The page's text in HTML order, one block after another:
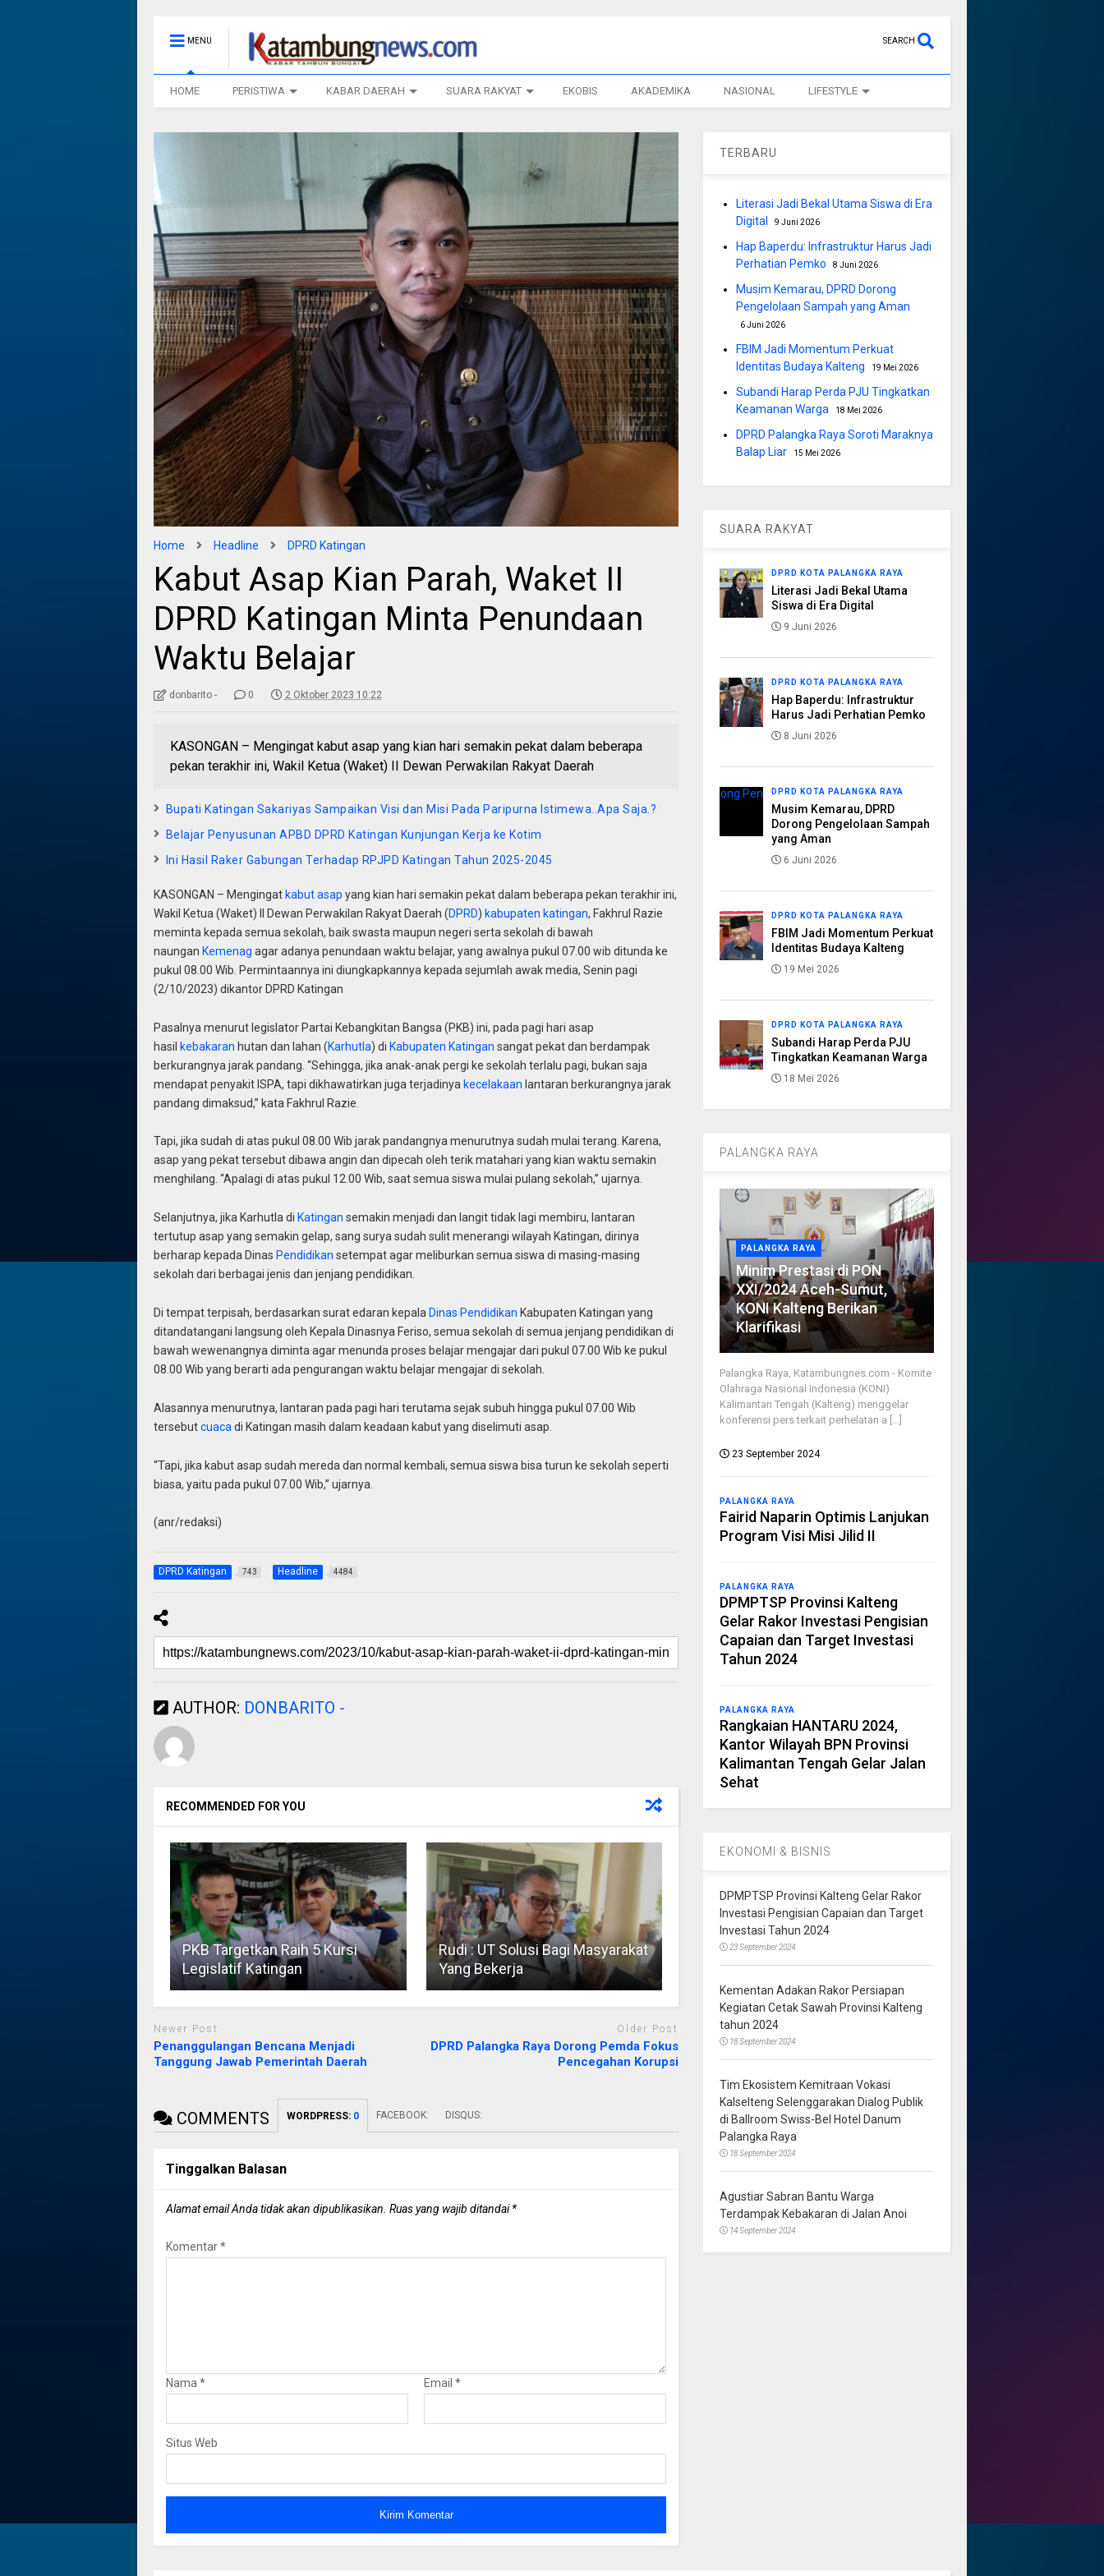
MENU SEARCH
HOME PERISTIWA KABAR DAERAH SUARA RAKYAT EKOBIS AKADEMIKA NASIONAL LIFESTYLE
Home Headline DPRD Katingan
Kabut Asap Kian Parah, Waket II
DPRD Katingan Minta Penundaan
Waktu Belajar
donbarito - 0 2 Oktober 2023 10:22
KASONGAN – Mengingat kabut asap yang kian hari semakin pekat dalam beberapa
pekan terakhir ini, Wakil Ketua (Waket) II Dewan Perwakilan Rakyat Daerah
Bupati Katingan Sakariyas Sampaikan Visi dan Misi Pada Paripurna Istimewa..Apa Saja.?
Belajar Penyusunan APBD DPRD Katingan Kunjungan Kerja ke Kotim
Ini Hasil Raker Gabungan Terhadap RPJPD Katingan Tahun 2025-2045
KASONGAN – Mengingat kabut asap yang kian hari semakin pekat dalam beberapa pekan terakhir ini,
Wakil Ketua (Waket) II Dewan Perwakilan Rakyat Daerah (DPRD) kabupaten katingan, Fakhrul Razie
meminta kepada semua sekolah, baik swasta maupun negeri serta sekolah di bawah
naungan Kemenag agar adanya penundaan waktu belajar, yang awalnya pukul 07.00 wib ditunda ke
pukul 08.00 Wib. Permintaannya ini diungkapkannya kepada sejumlah awak media, Senin pagi
(2/10/2023) dikantor DPRD Katingan
Pasalnya menurut legislator Partai Kebangkitan Bangsa (PKB) ini, pada pagi hari asap
hasil kebakaran hutan dan lahan (Karhutla) di Kabupaten Katingan sangat pekat dan berdampak
berkurangnya jarak pandang. “Sehingga, jika anak-anak pergi ke sekolah terlalu pagi, bukan saja
mendapat penyakit ISPA, tapi dikhawatirkan juga terjadinya kecelakaan lantaran berkurangnya jarak
pandang dimaksud,” kata Fakhrul Razie.
Tapi, jika sudah di atas pukul 08.00 Wib jarak pandangnya menurutnya sudah mulai terang. Karena,
asap yang pekat tersebut dibawa angin dan dipecah oleh terik matahari yang kian waktu semakin
menghilang. “Apalagi di atas pukul 12.00 Wib, saat semua siswa mulai pulang sekolah,” ujarnya.
Selanjutnya, jika Karhutla di Katingan semakin menjadi dan langit tidak lagi membiru, lantaran
tertutup asap yang semakin gelap, sang surya sudah sulit menerangi wilayah Katingan, dirinya
berharap kepada Dinas Pendidikan setempat agar meliburkan semua siswa di masing-masing
sekolah dari berbagai jenis dan jenjang pendidikan.
Di tempat terpisah, berdasarkan surat edaran kepala Dinas Pendidikan Kabupaten Katingan yang
ditandatangani langsung oleh Kepala Dinasnya Feriso, semua sekolah di semua jenjang pendidikan di
bawah wewenangnya diminta agar menunda proses belajar mengajar dari pukul 07.00 Wib ke pukul
08.00 Wib yang berarti ada pengurangan waktu belajar mengajar di sekolah.
Alasannya menurutnya, lantaran pada pagi hari terutama sejak subuh hingga pukul 07.00 Wib
tersebutcuaca di Katingan masih dalam keadaan kabut yang diselimuti asap.
“Tapi, jika kabut asap sudah mereda dan normal kembali, semua siswa bisa turun ke sekolah seperti
biasa, yaitu pada pukul 07.00 Wib,” ujarnya.
(anr/redaksi)
DPRD Katingan 743 Headline 4484
AUTHOR: DONBARITO -
RECOMMENDED FOR YOU
PKB Targetkan Raih 5 Kursi
Legislatif Katingan
Rudi : UT Solusi Bagi Masyarakat
Yang Bekerja
Newer Post
Penanggulangan Bencana Menjadi
Tanggung Jawab Pemerintah Daerah
Older Post
DPRD Palangka Raya Dorong Pemda Fokus
Pencegahan Korupsi
COMMENTS WORDPRESS: 0 FACEBOOK: DISQUS:
Tinggalkan Balasan
Alamat email Anda tidak akan dipublikasikan. Ruas yang wajib ditandai*
Komentar*
Nama * Email *
Situs Web
TERBARU
Literasi Jadi Bekal Utama Siswa di Era
Digital
9 Juni 2026
Hap Baperdu: Infrastruktur Harus Jadi
Perhatian Pemko
8 Juni 2026
Musim Kemarau, DPRD Dorong
Pengelolaan Sampah yang Aman
6 Juni 2026
FBIM Jadi Momentum Perkuat
Identitas Budaya Kalteng
19 Mei 2026
Subandi Harap Perda PJU Tingkatkan
Keamanan Warga
18 Mei 2026
DPRD Palangka Raya Soroti Maraknya
Balap Liar
15 Mei 2026
SUARA RAKYAT
DPRD KOTA PALANGKA RAYA
Literasi Jadi Bekal Utama
Siswa di Era Digital
9 Juni 2026
DPRD KOTA PALANGKA RAYA
Hap Baperdu: Infrastruktur
Harus Jadi Perhatian Pemko
8 Juni 2026
DPRD KOTA PALANGKA RAYA
Musim Kemarau, DPRD
Dorong Pengelolaan Sampah
yang Aman
6 Juni 2026
DPRD KOTA PALANGKA RAYA
FBIM Jadi Momentum Perkuat
Identitas Budaya Kalteng
19 Mei 2026
DPRD KOTA PALANGKA RAYA
Subandi Harap Perda PJU
Tingkatkan Keamanan Warga
18 Mei 2026
PALANGKA RAYA
PALANGKA RAYA
Minim Prestasi di PON
XXI/2024 Aceh-Sumut,
KONI Kalteng Berikan
Klarifikasi
Palangka Raya, Katambungnes.com - Komite
Olahraga Nasional Indonesia (KONI)
Kalimantan Tengah (Kalteng) menggelar
konferensi pers terkait perhelatan a [...]
23 September 2024
PALANGKA RAYA
Fairid Naparin Optimis Lanjukan
Program Visi Misi Jilid II
PALANGKA RAYA
DPMPTSP Provinsi Kalteng
Gelar Rakor Investasi Pengisian
Capaian dan Target Investasi
Tahun 2024
PALANGKA RAYA
Rangkaian HANTARU 2024,
Kantor Wilayah BPN Provinsi
Kalimantan Tengah Gelar Jalan
Sehat
EKONOMI & BISNIS
DPMPTSP Provinsi Kalteng Gelar Rakor
Investasi Pengisian Capaian dan Target
Investasi Tahun 2024
23 September 2024
Kementan Adakan Rakor Persiapan
Kegiatan Cetak Sawah Provinsi Kalteng
tahun 2024
18 September 2024
Tim Ekosistem Kemitraan Vokasi
Kalselteng Selenggarakan Dialog Publik
di Ballroom Swiss-Bel Hotel Danum
Palangka Raya
18 September 2024
Agustiar Sabran Bantu Warga
Terdampak Kebakaran di Jalan Anoi
14 September 2024